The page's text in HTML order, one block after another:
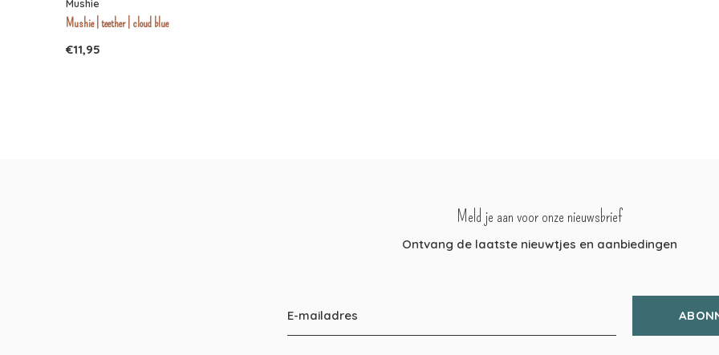
Mushie
Mushie | teether | cloud blue
€11,95
Meld je aan voor onze nieuwsbrief
Ontvang de laatste nieuwtjes en aanbiedingen